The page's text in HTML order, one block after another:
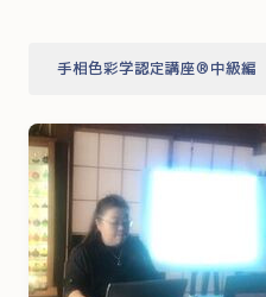
手相色彩学認定講座®中級編